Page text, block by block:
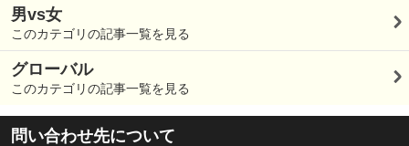
男vs女
このカテゴリの記事一覧を見る
グローバル
このカテゴリの記事一覧を見る
問い合わせ先について